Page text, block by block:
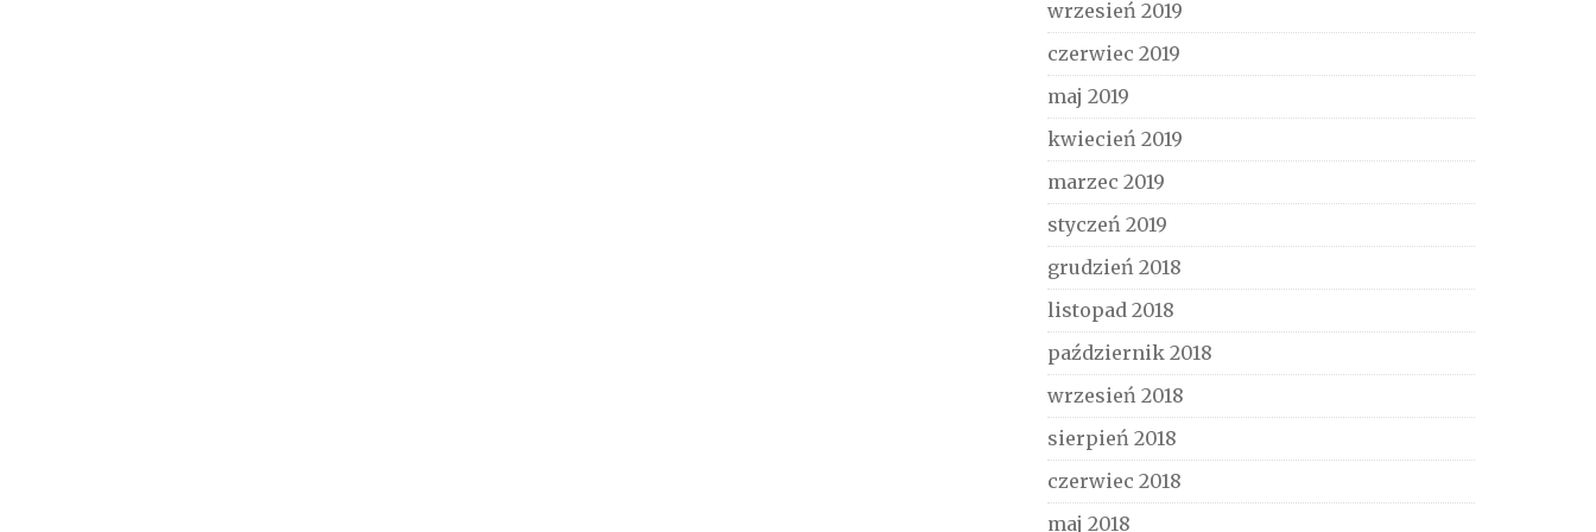
wrzesień 2019
czerwiec 2019
maj 2019
kwiecień 2019
marzec 2019
styczeń 2019
grudzień 2018
listopad 2018
październik 2018
wrzesień 2018
sierpień 2018
czerwiec 2018
maj 2018